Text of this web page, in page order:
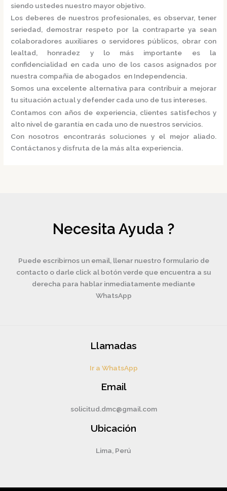
siendo ustedes nuestro mayor objetivo.
Los deberes de nuestros profesionales, es observar, tener
seriedad, demostrar respeto por la contraparte ya sean
colaboradores auxiliares o servidores públicos, obrar con
lealtad, honradez y lo más importante es la
confidencialidad en cada uno de los casos asignados por
nuestra compañia de abogados en Independencia.
Somos una excelente alternativa para contribuir a mejorar
tu situación actual y defender cada uno de tus intereses.
Contamos con años de experiencia, clientes satisfechos y
alto nivel de garantía en cada uno de nuestros servicios.
Con nosotros encontrarás soluciones y el mejor aliado.
Contáctanos y disfruta de la más alta experiencia.
Necesita Ayuda ?
Puede escribirnos un email, llenar nuestro formulario de
contacto o darle click al botón verde que encuentra a su
derecha para hablar inmediatamente mediante
WhatsApp
Llamadas
Ir a WhatsApp
Email
solicitud.dmc@gmail.com
Ubicación
Lima, Perú